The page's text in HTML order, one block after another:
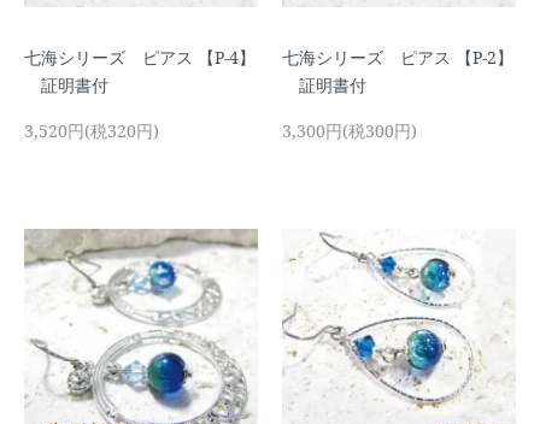
七海シリーズ ピアス 【P-4】
証明書付
3,520円(税320円)
七海シリーズ ピアス 【P-2】
証明書付
3,300円(税300円)